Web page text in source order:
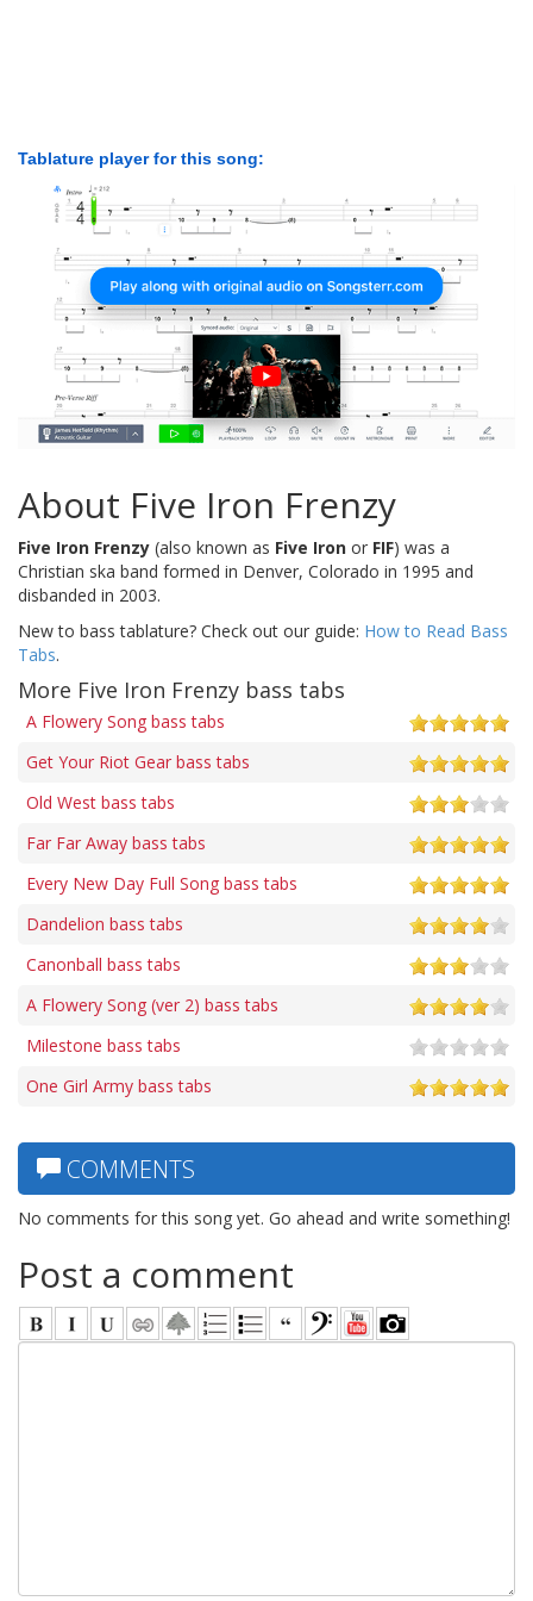
Tablature player for this song:
About Five Iron Frenzy
Five Iron Frenzy (also known as Five Iron or FIF) was a
Christian ska band formed in Denver, Colorado in 1995 and
disbanded in 2003.
New to bass tablature? Check out our guide: How to Read Bass
Tabs.
More Five Iron Frenzy bass tabs
A Flowery Song bass tabs
Get Your Riot Gear bass tabs
Old West bass tabs
Far Far Away bass tabs
Every New Day Full Song bass tabs
Dandelion bass tabs
Canonball bass tabs
A Flowery Song (ver 2) bass tabs
Milestone bass tabs
One Girl Army bass tabs
COMMENTS
No comments for this song yet. Go ahead and write something!
Post a comment